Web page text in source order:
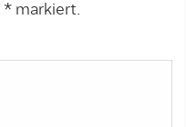
* markiert.